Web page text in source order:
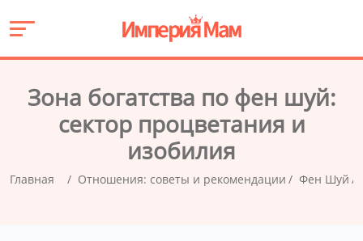
Зона богатства по фен шуй:
сектор процветания и
изобилия
Главная Отношения: советы и рекомендации Фен Шуй